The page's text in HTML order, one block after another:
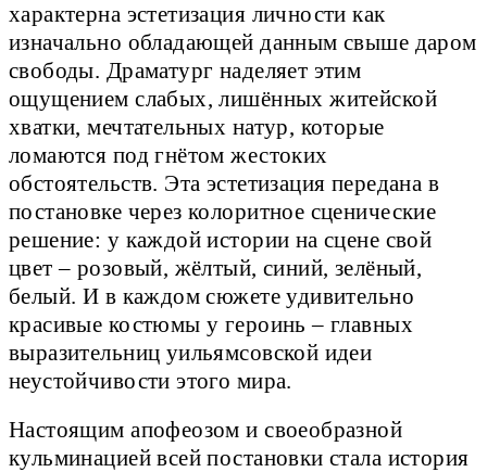
характерна эстетизация личности как
изначально обладающей данным свыше даром
свободы. Драматург наделяет этим
ощущением слабых, лишённых житейской
хватки, мечтательных натур, которые
ломаются под гнётом жестоких
обстоятельств. Эта эстетизация передана в
постановке через колоритное сценические
решение: у каждой истории на сцене свой
цвет – розовый, жёлтый, синий, зелёный,
белый. И в каждом сюжете удивительно
красивые костюмы у героинь – главных
выразительниц уильямсовской идеи
неустойчивости этого мира.
Настоящим апофеозом и своеобразной
кульминацией всей постановки стала история